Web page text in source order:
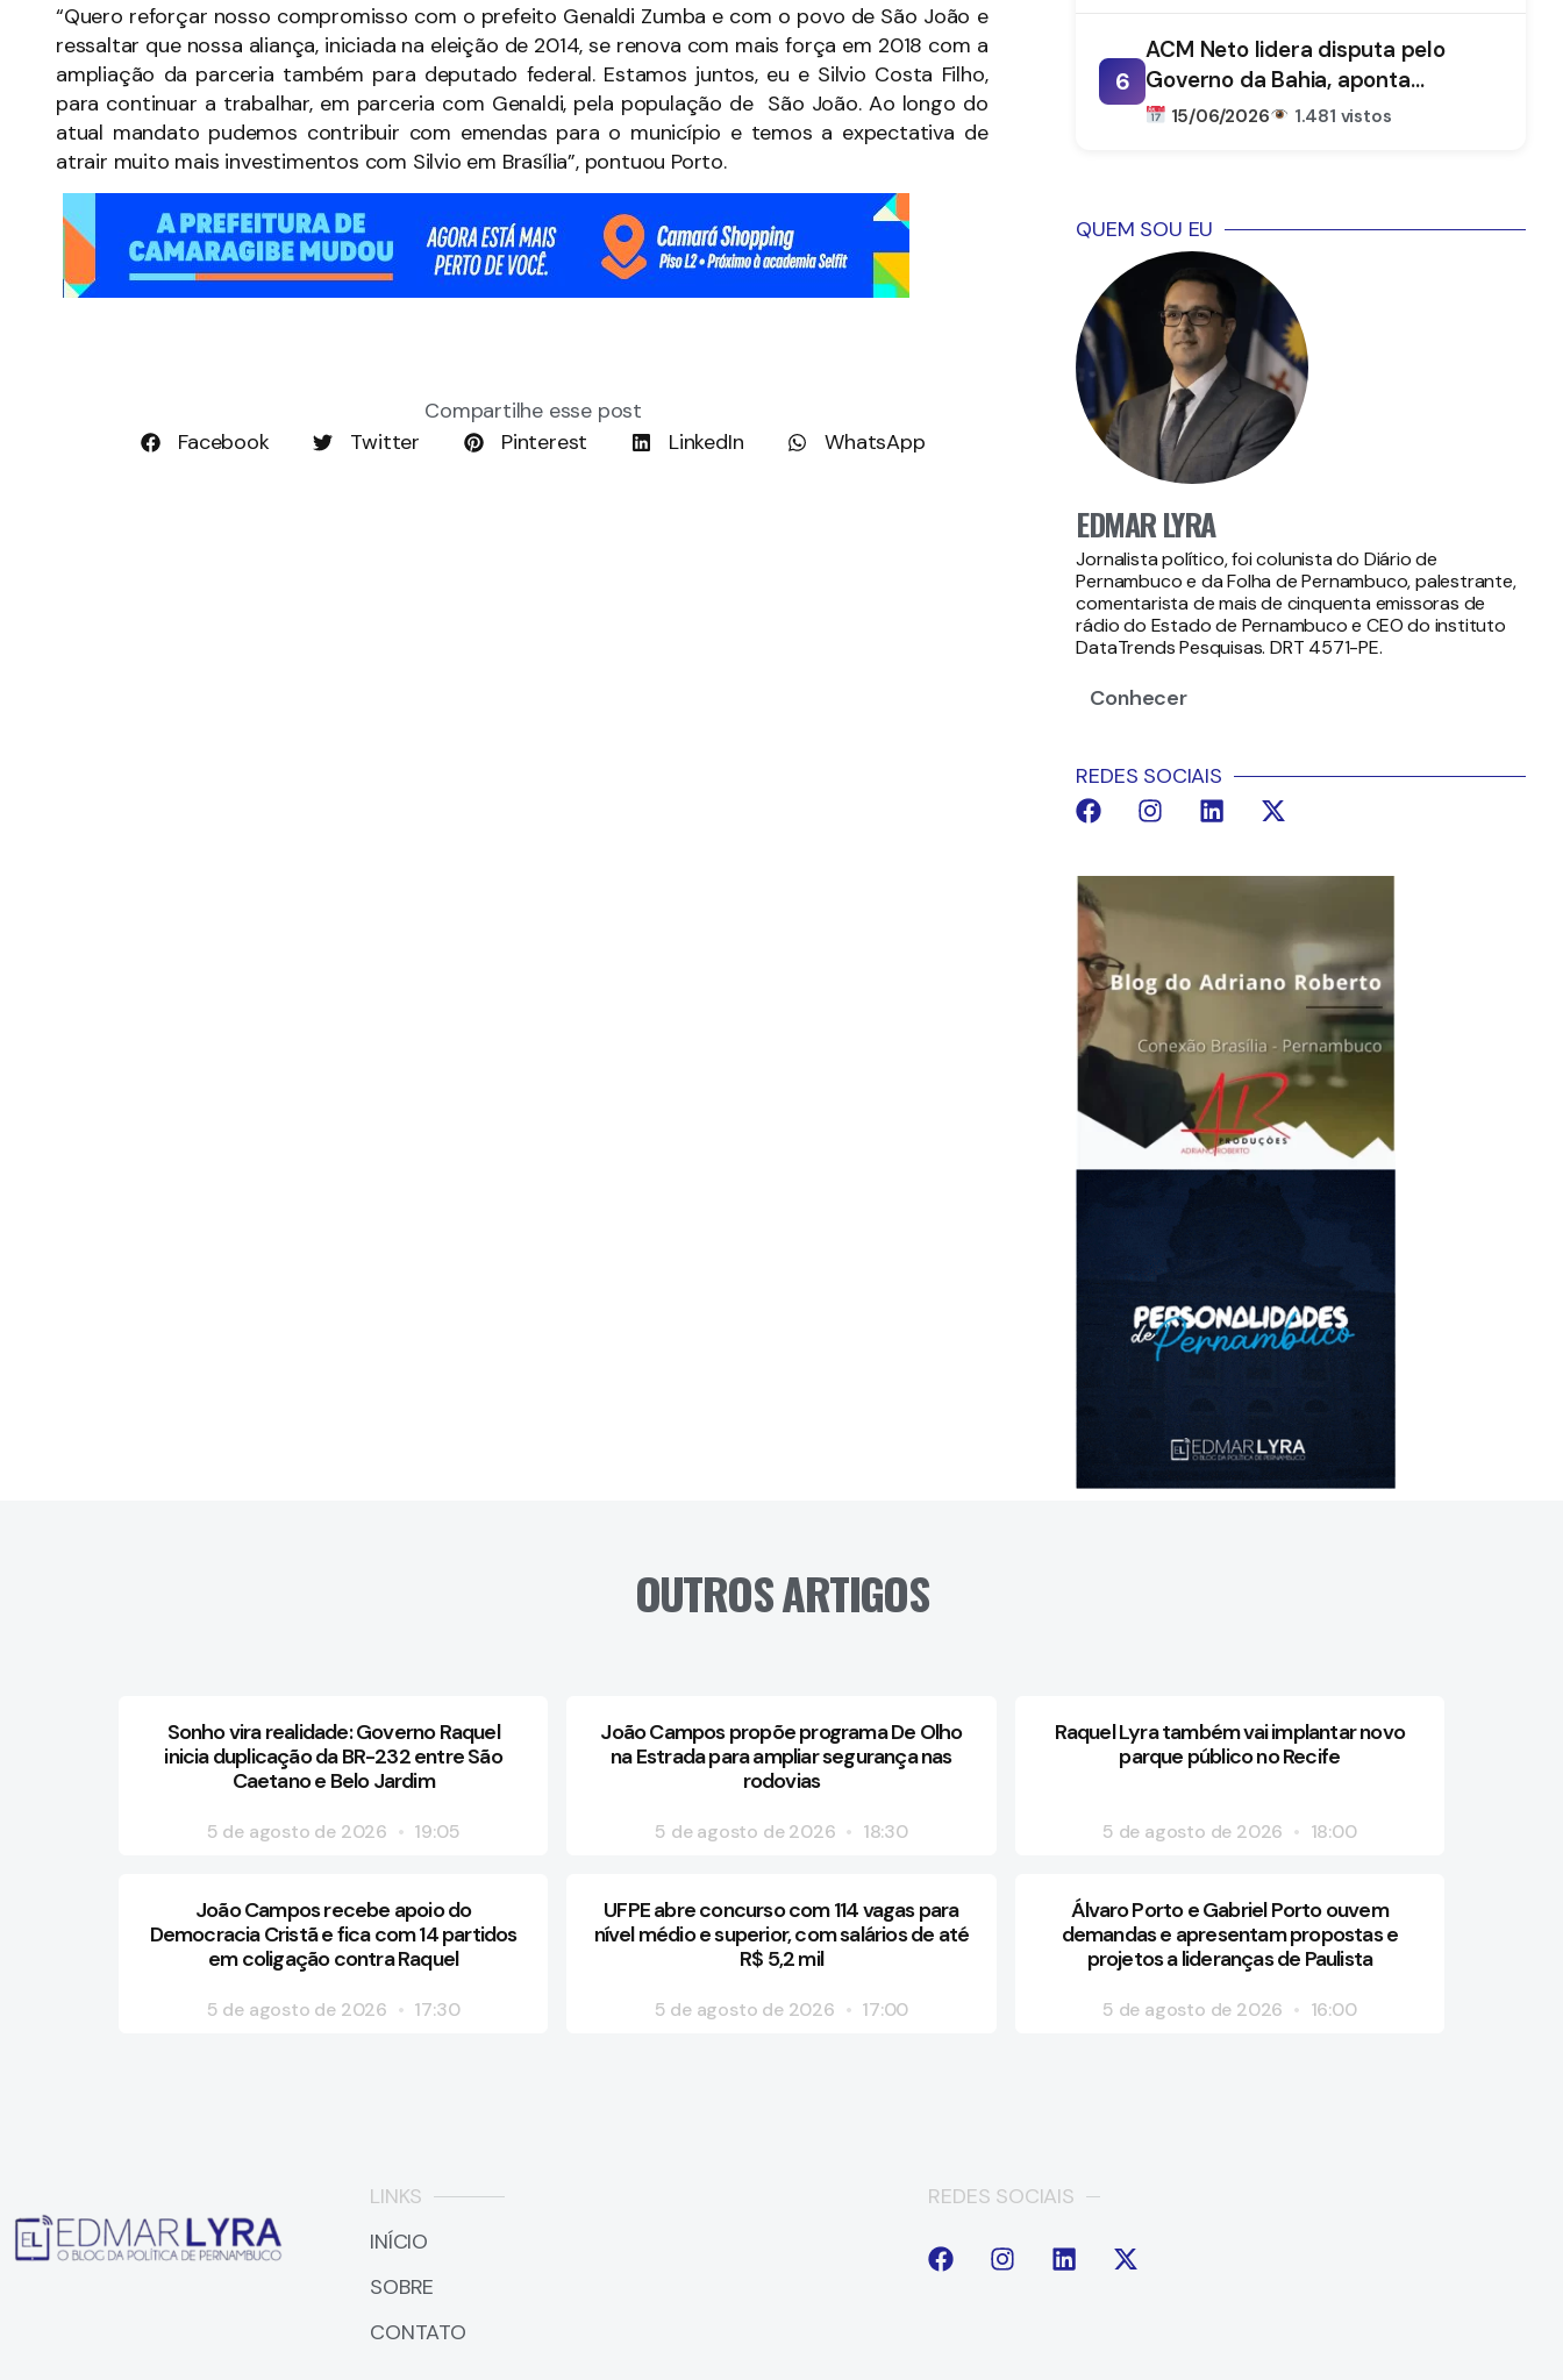
“Quero reforçar nosso compromisso com o prefeito Genaldi Zumba e com o povo de São João e
ressaltar que nossa aliança, iniciada na eleição de 2014, se renova com mais força em 2018 com a
ampliação da parceria também para deputado federal. Estamos juntos, eu e Silvio Costa Filho,
para continuar a trabalhar, em parceria com Genaldi, pela população de São João. Ao longo do
atual mandato pudemos contribuir com emendas para o município e temos a expectativa de
atrair muito mais investimentos com Silvio em Brasília”, pontuou Porto.
Compartilhe esse post
Facebook
Twitter Pinterest LinkedIn WhatsApp
6
ACM Neto lidera disputa pelo
Governo da Bahia, aponta
DataTrends
15/06/2026 1.481 vistos
QUEM SOU EU
EDMAR LYRA
Jornalista político, foi colunista do Diário de
Pernambuco e da Folha de Pernambuco, palestrante,
comentarista de mais de cinquenta emissoras de
rádio do Estado de Pernambuco e CEO do instituto
DataTrends Pesquisas. DRT 4571-PE.
Conhecer
REDES SOCIAIS
OUTROS ARTIGOS
Sonho vira realidade: Governo Raquel
inicia duplicação da BR-232 entre São
Caetano e Belo Jardim
5 de agosto de 2026 19:05
João Campos propõe programa De Olho
na Estrada para ampliar segurança nas
rodovias
5 de agosto de 2026 18:30
Raquel Lyra também vai implantar novo
parque público no Recife
5 de agosto de 2026 18:00
João Campos recebe apoio do
Democracia Cristã e fica com 14 partidos
em coligação contra Raquel
5 de agosto de 2026 17:30
UFPE abre concurso com 114 vagas para
nível médio e superior, com salários de até
R$ 5,2 mil
5 de agosto de 2026 17:00
Álvaro Porto e Gabriel Porto ouvem
demandas e apresentam propostas e
projetos a lideranças de Paulista
5 de agosto de 2026 16:00
LINKS
INÍCIO
SOBRE
CONTATO
REDES SOCIAIS